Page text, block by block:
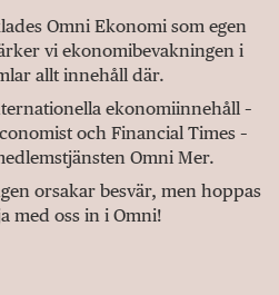
Omni Ekonomi som egen
vi ekonomibevakningen i
allt innehåll där.
ekonomiinnehåll –
och Financial Times –
Omni Mer.
orsakar besvär, men hoppas
med oss in i Omni!